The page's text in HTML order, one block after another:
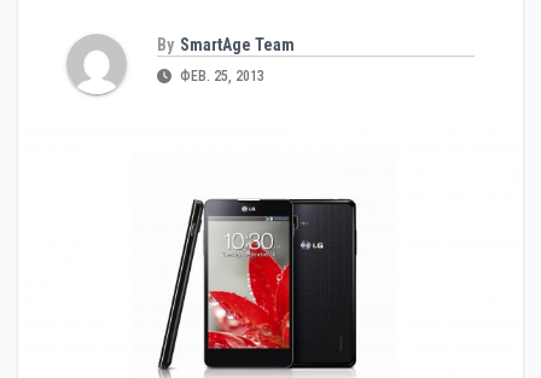
By SmartAge Team
ФЕВ. 25, 2013